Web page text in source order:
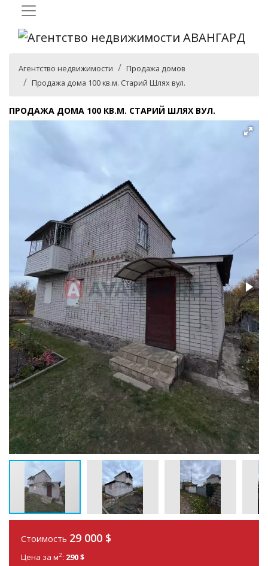
Агентство недвижимости
Продажа домов
Продажа дома 100 кв.м. Старий Шлях вул.
ПРОДАЖА ДОМА 100 КВ.М. СТАРИЙ ШЛЯХ ВУЛ.
Стоимость 29 000 $
Цена за м2: 290 $